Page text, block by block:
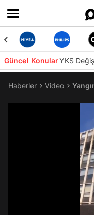
Güncel KonularYKS
Haberler Video